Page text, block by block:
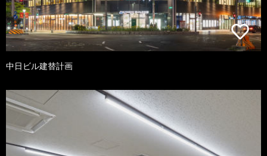
中日ビル建替計画